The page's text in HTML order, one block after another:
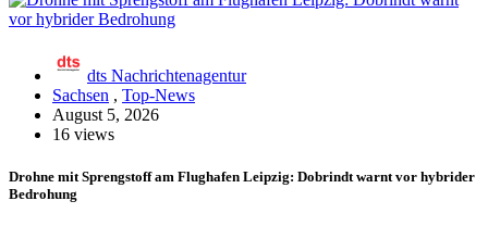
dts Nachrichtenagentur
Sachsen , Top-News
August 5, 2026
16 views
Drohne mit Sprengstoff am Flughafen Leipzig: Dobrindt warnt vor hybrider
Bedrohung